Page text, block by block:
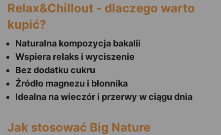
Relax&Chillout - dlaczego warto
kupić?
Naturalna kompozycja bakalii
Wspiera relaks i wyciszenie
Bez dodatku cukru
Źródło magnezu i błonnika
Idealna na wieczór i przerwy w ciągu dnia
Jak stosować Big Nature